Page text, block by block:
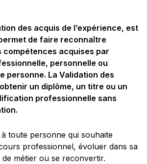
des acquis de l’expérience, est
de faire reconnaître
compétences acquises par
personnelle ou
personne. La Validation des
un diplôme, un titre ou un
professionnelle sans
à toute personne qui souhaite
professionnel, évoluer dans sa
métier ou se reconvertir.